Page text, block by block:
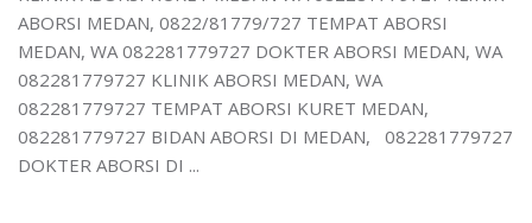
ABORSI MEDAN, 0822/81779/727 TEMPAT ABORSI
MEDAN, WA 082281779727 DOKTER ABORSI MEDAN, WA
082281779727 KLINIK ABORSI MEDAN, WA
082281779727 TEMPAT ABORSI KURET MEDAN,
082281779727 BIDAN ABORSI DI MEDAN, 082281779727
DOKTER ABORSI DI ...
| WA 082281779727BIDAN PRAKTEK MEDAN
JUAL OBAT ABORSI DI MEDAN
| TEMPAT ABORSI DI MEDAN
| HTTPS://WA.ME/6282281779727 WA 082-281-779-727 K
| WA 082281779727 KLINIK ABORSI KURET DI MEDAN
| WA 082281779727 TEMPAT ABORSI DI MEDAN
| WA 082281779727 BIDAN ABORSI DI MEDAN
| WA 082281779727 TEMPAT ABORSI MEDAN
| 0822-8177-9727 DOKTER ABORSI DI MEDAN
| WA 082281779727 TEMPAT ABORSI KURET DI MEDAN